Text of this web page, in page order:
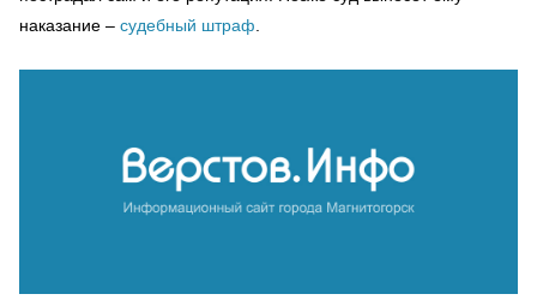
наказание – судебный штраф